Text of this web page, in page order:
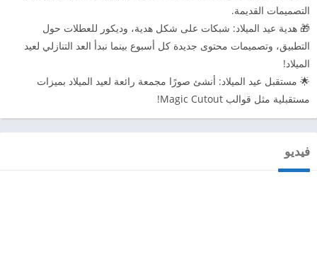
التصميمات القديمة.
🎁 هدية عيد الميلاد: شبكات على شكل هدية، وديكور للعطلات حول
التطبيق، وتصميمات محتوى جديدة كل أسبوع بينما نبدأ العد التنازلي لعيد
الميلاد!
🌟 مستقبل عيد الميلاد: أنشئ صورًا مجمعة رائعة لعيد الميلاد بميزات
مستقبلية مثل قوالب Magic Cutout!
فيديو